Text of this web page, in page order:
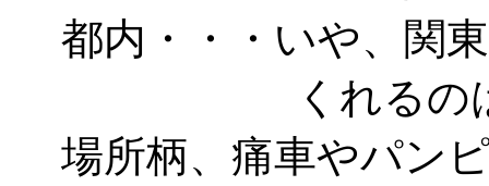
都内・・・いや、関
くれる
場所柄、痛車やパン